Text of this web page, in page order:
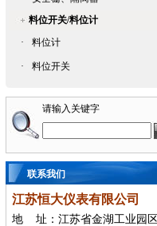
料位开关/料位计
·
料位计
· 料位开关
请输入关键字
联系我们
江苏恒大仪表有限公司
地
址：江苏省金湖工业园区